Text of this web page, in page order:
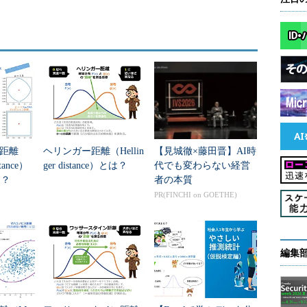
離
）
ヘリンガー距離（Hellin
ger distance）とは？
【見城徹×藤田晋】AI時
代でも変わらない経営
者の本質
PR(FINCHI on GOETHE)
編集